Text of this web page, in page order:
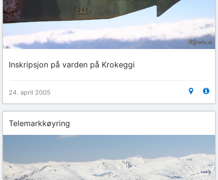
Inskripsjon på varden på Krokeggi
24. april 2005
Telemarkkøyring